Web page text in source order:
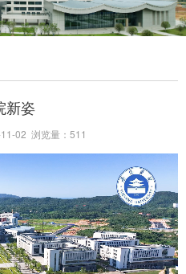
新姿
02 浏览量： 511